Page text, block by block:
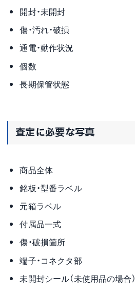
開封・未開封
傷・汚れ・破損
通電・動作状況
個数
長期保管状態
査定に必要な写真
商品全体
銘板・型番ラベル
元箱ラベル
付属品一式
傷・破損箇所
端子・コネクタ部
未開封シール（未使用品の場合）